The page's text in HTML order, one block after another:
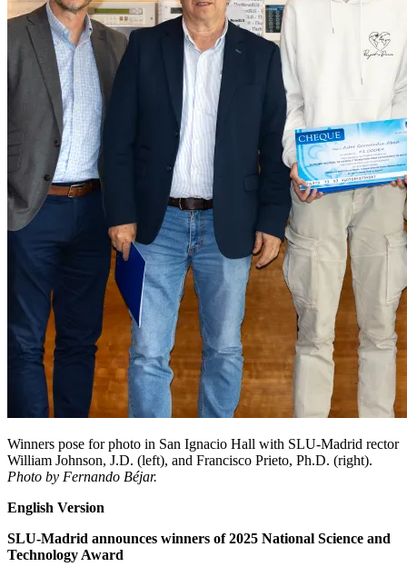
Winners pose for photo in San Ignacio Hall with SLU-Madrid rector
William Johnson, J.D. (left), and Francisco Prieto, Ph.D. (right).
Photo by Fernando Béjar.
English Version
SLU-Madrid announces winners of 2025 National Science and
Technology Award